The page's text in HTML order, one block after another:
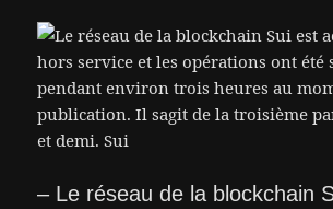
– Le réseau de la blockchain